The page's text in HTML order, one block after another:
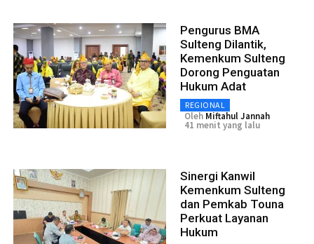
Pengurus BMA
Sulteng Dilantik,
Kemenkum Sulteng
Dorong Penguatan
Hukum Adat
REGIONAL
Oleh Miftahul Jannah
41 menit yang lalu
Sinergi Kanwil
Kemenkum Sulteng
dan Pemkab Touna
Perkuat Layanan
Hukum